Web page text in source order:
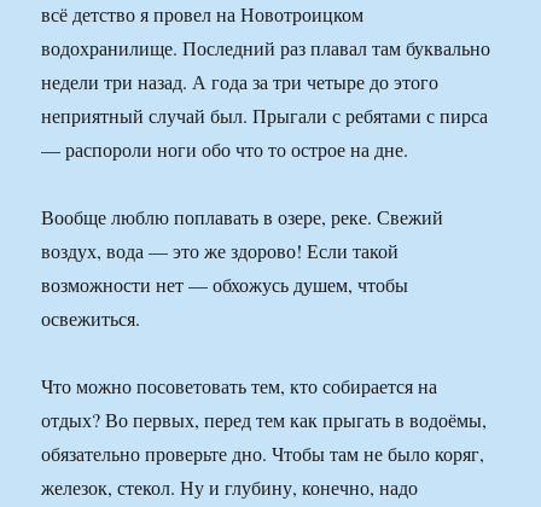
всё детство я провел на Новотроицком
водохранилище. Последний раз плавал там буквально
недели три назад. А года за три четыре до этого
неприятный случай был. Прыгали с ребятами с пирса
— распороли ноги обо что то острое на дне.
Вообще люблю поплавать в озере, реке. Свежий
воздух, вода — это же здорово! Если такой
возможности нет — обхожусь душем, чтобы
освежиться.
Что можно посоветовать тем, кто собирается на
отдых? Во первых, перед тем как прыгать в водоёмы,
обязательно проверьте дно. Чтобы там не было коряг,
железок, стекол. Ну и глубину, конечно, надо